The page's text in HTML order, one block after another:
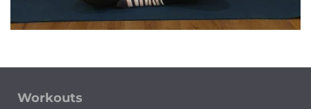
Workouts